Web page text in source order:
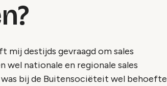
mij destijds gevraagd om sales
wel nationale en regionale sales
was bij de Buitensociëteit wel behoefte